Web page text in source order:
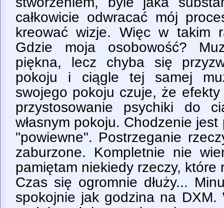
całkowicie odwracać mój
kreować wizje. Więc w takim
Gdzie moja osobowość?
piękna, lecz chyba się
pokoju i ciągle tej samej
swojego pokoju czuje, że
przystosowanie psychiki do
własnym pokoju. Chodzenie
"powiewne". Postrzeganie
zaburzone. Kompletnie nie
pamiętam niekiedy rzeczy, które
Czas się ogromnie dłuży...
spokojnie jak godzina na DXM.